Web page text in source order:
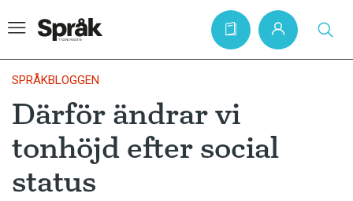
Hem
Artiklar
Krönikor
SPRÅKBLOGGEN
Därför ändrar vi
tonhöjd efter social
status